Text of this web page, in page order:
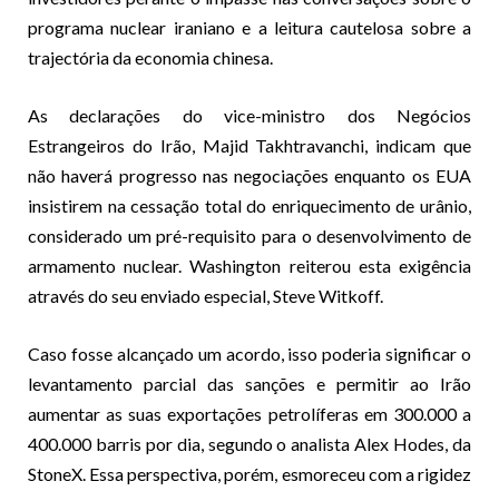
programa nuclear iraniano e a leitura cautelosa sobre a
trajectória da economia chinesa.
As declarações do vice-ministro dos Negócios
Estrangeiros do Irão, Majid Takhtravanchi, indicam que
não haverá progresso nas negociações enquanto os EUA
insistirem na cessação total do enriquecimento de urânio,
considerado um pré-requisito para o desenvolvimento de
armamento nuclear. Washington reiterou esta exigência
através do seu enviado especial, Steve Witkoff.
Caso fosse alcançado um acordo, isso poderia significar o
levantamento parcial das sanções e permitir ao Irão
aumentar as suas exportações petrolíferas em 300.000 a
400.000 barris por dia, segundo o analista Alex Hodes, da
StoneX. Essa perspectiva, porém, esmoreceu com a rigidez